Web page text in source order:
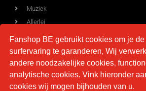
Muziek
Allerlei
Voorwaarden
Levering
Contact
Fanshop BE gebruikt cookies om je
surfervaring te garanderen, Wij
andere noodzakelijke cookies,
analytische cookies. Vink hieronder
cookies wij mogen bijhouden van u.